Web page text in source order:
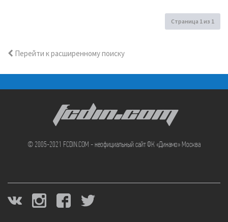
Страница 1из 1
Перейти к расширенному поиску
FCDIN.COM
© 2005-2021 FCDIN.COM - неофициальный сайт ФК «Динамо» Москва